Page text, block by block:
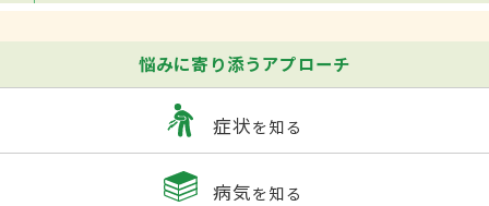
悩みに寄り添うアプローチ
症状を知る
病気を知る